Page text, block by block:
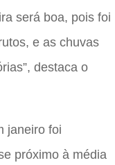
será boa, pois foi
e as chuvas
destaca o
janeiro foi
próximo à média